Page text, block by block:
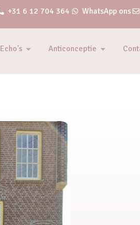
+31 6 12 704 364 WhatsApp ons
Echo's Anticonceptie